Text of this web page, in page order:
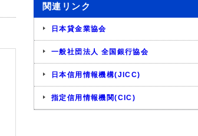
関連リンク
日本貸金業協会
一般社団法人 全国銀行協会
日本信用情報機構(JICC)
指定信用情報機関(CIC)